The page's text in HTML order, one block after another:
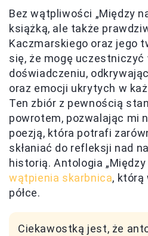
Bez wątpliwości „Między
książką, ale także
Kaczmarskiego oraz jego
się, że mogę uczestniczyć
doświadczeniu,
oraz emocji ukrytych w
Ten zbiór z pewnością
powrotem, pozwalając mi
poezją, która potrafi
skłaniać do refleksji nad
historią. Antologia „Między
wątpienia skarbnica, którą
półce.
Ciekawostką jest, że